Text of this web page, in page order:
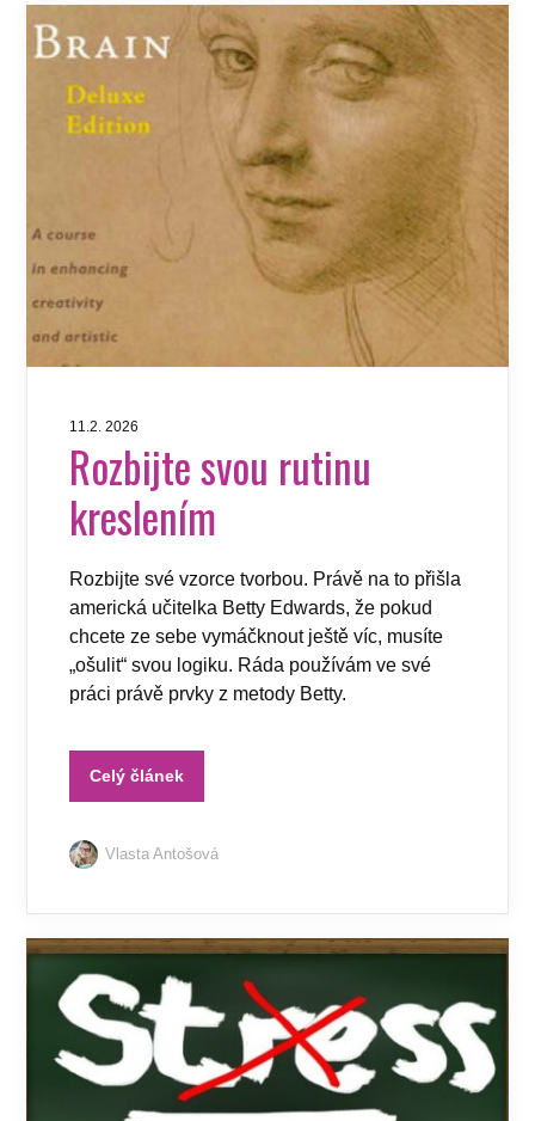
11.2. 2026
Rozbijte svou rutinu
kreslením
Rozbijte své vzorce tvorbou. Právě na to přišla
americká učitelka Betty Edwards, že pokud
chcete ze sebe vymáčknout ještě víc, musíte
„ošulit“ svou logiku. Ráda používám ve své
práci právě prvky z metody Betty.
Celý článek
Vlasta Antošová